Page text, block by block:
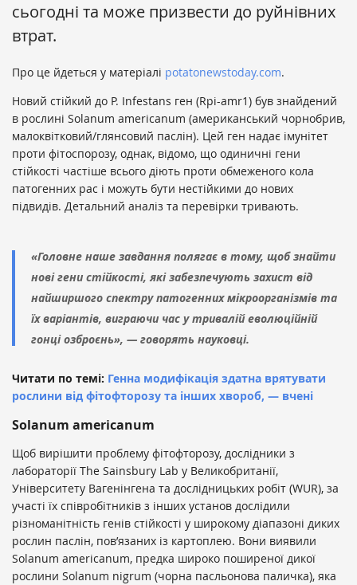
сьогодні та може призвести до руйнівних
втрат.
Про це йдеться у матеріалі potatonewstoday.com.
Новий стійкий до P. Infestans ген (Rpi-amr1) був знайдений
в рослині Solanum americanum (американський чорнобрив,
малоквітковий/глянсовий паслін). Цей ген надає імунітет
проти фітоспорозу, однак, відомо, що одиничні гени
стійкості частіше всього діють проти обмеженого кола
патогенних рас і можуть бути нестійкими до нових
підвидів. Детальний аналіз та перевірки тривають.
«Головне наше завдання полягає в тому, щоб знайти
нові гени стійкості, які забезпечують захист від
найширшого спектру патогенних мікроорганізмів та
їх варіантів, виграючи час у тривалій еволюційній
гонці озброєнь», — говорять науковці.
Читати по темі: Генна модифікація здатна врятувати
рослини від фітофторозу та інших хвороб, — вчені
Solanum americanum
Щоб вирішити проблему фітофторозу, дослідники з
лабораторії The Sainsbury Lab у Великобританії,
Університету Вагенінгена та дослідницьких робіт (WUR), за
участі їх співробітників з інших установ дослідили
різноманітність генів стійкості у широкому діапазоні диких
рослин паслін, пов’язаних із картоплею. Вони виявили
Solanum americanum, предка широко поширеної дикої
рослини Solanum nigrum (чорна пасльонова паличка), яка